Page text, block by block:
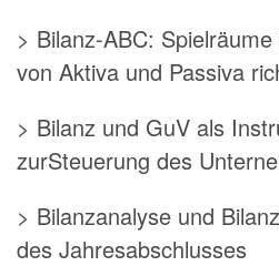
> Bilanz-ABC:
von Aktiva und Passiva
> Bilanz und GuV als
zurSteuerung des
> Bilanzanalyse und
des Jahresabschlusses